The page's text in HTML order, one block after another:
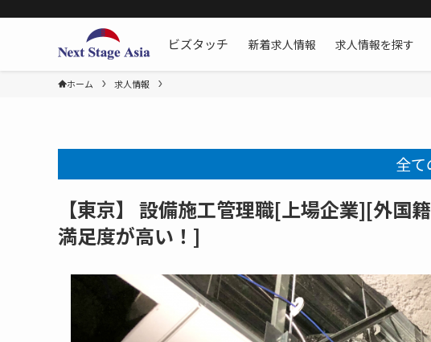
ビズタッチ
新着求人情報 求人情報を探す
ホーム 求人情報
全
【東京】 設備施工管理職[上場企業][外国
満足度が高い！]